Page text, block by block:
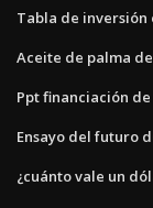
Tabla de
Aceite de palma
Ppt financiación
Ensayo del futuro
¿cuánto vale un